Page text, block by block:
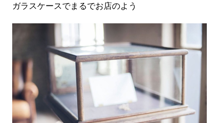
ガラスケースでまるでお店のよう